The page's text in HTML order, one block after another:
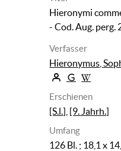
Hieronymi
- Cod. Aug. perg.
Verfasser
Hieronymus,
Erschienen
[S.l.] [9. Jahrh.]
Umfang
126 Bl. ; 18,1 x